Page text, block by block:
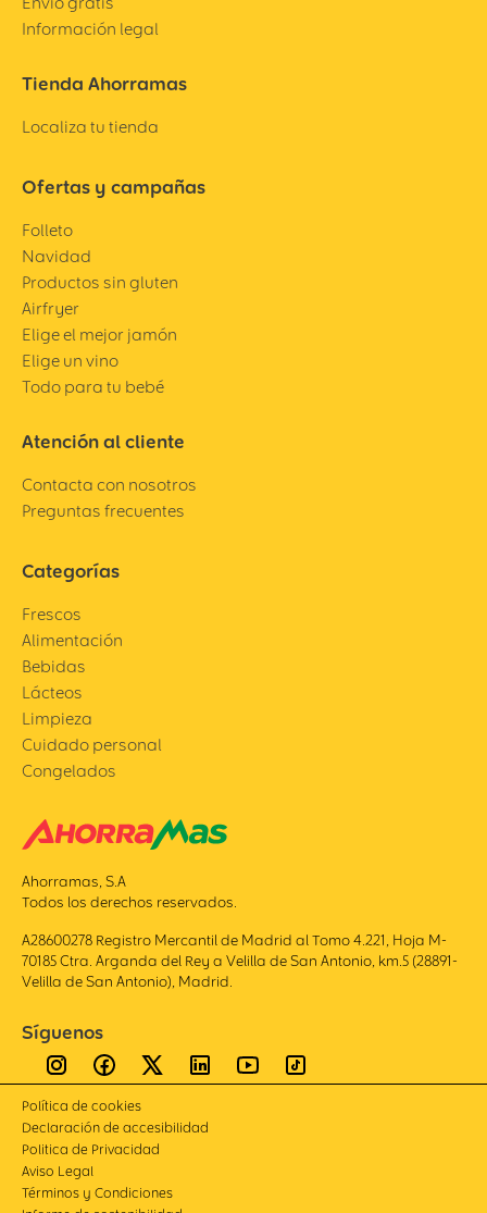
Información legal
Tienda Ahorramas
Localiza tu tienda
Ofertas y campañas
Folleto
Navidad
Productos sin gluten
Airfryer
Elige el mejor jamón
Elige un vino
Todo para tu bebé
Atención al cliente
Contacta con nosotros
Preguntas frecuentes
Categorías
Frescos
Alimentación
Bebidas
Lácteos
Limpieza
Cuidado personal
Congelados
Ahorramas, S.A
Todos los derechos reservados.
A28600278 Registro Mercantil de Madrid al Tomo 4.221, Hoja M-
70185 Ctra. Arganda del Rey a Velilla de San Antonio, km.5 (28891-
Velilla de San Antonio), Madrid.
Síguenos
Política de cookies
Declaración de accesibilidad
Politica de Privacidad
Aviso Legal
Términos y Condiciones